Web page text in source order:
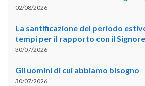
02/08/2026
La santificazione del periodo
tempi per il rapporto con il Signore
30/07/2026
Gli uomini di cui abbiamo bisogno
30/07/2026